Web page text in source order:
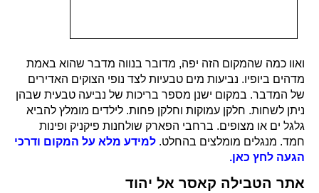
ואוו כמה שהמקום הזה יפה, מדובר בנווה מדבר שהוא באמת
מדהים ביופיו. נביעות מים טבעיות לצד נופי הצוקים האדירים
של המדבר. במקום ישנן מספר בריכות של נביעה טבעית שבהן
ניתן לשחות. חלקן עמוקות וחלקן פחות. לילדים מומלץ להביא
גלגל ים או מצופים. ברחבי הפארק שולחנות פיקניק ופינות
חמד. מנגלים מומלצים בהחלט. למידע מלא על המקום ודרכי
הגעה לחץ כאן.
אתר הטבילה קאסר אל יהוד